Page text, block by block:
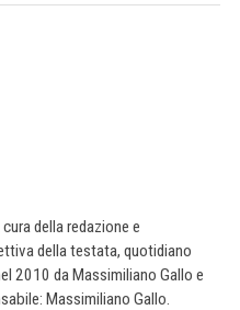
della redazione e
della testata, quotidiano
2010 da Massimiliano Gallo e
Massimiliano Gallo.